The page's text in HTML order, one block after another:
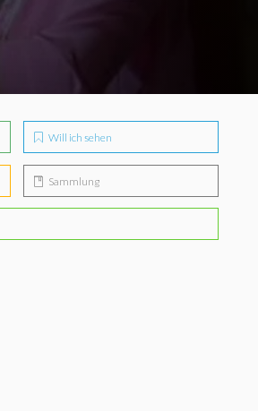
Will ich sehen
Sammlung